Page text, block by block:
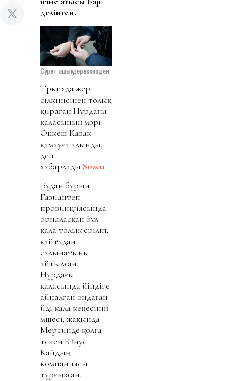
делінген.
Сурет ашық дереккөзден
Түркияда жер
сілкінісінен толық
қираған Нұрдағы
қаласының мэрі
Оккеш Кавак
қамауға алынды,
деп
хабарлады Sozcu.
Бұдан бұрын
Газиантеп
провинциясында
орналасқан бұл
қала толық сүріліп,
қайтадан
салынатыны
айтылған.
Нұрдағы
қаласында үйіндіге
айналған ондаған
үйді қала кеңесінің
мүшесі, жақында
Мерсинде қолға
түскен Юнус
Кайдың
компаниясы
тұрғызған.